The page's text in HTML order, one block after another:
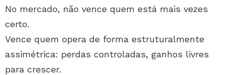
No mercado, não vence quem está mais vezes
certo.
Vence quem opera de forma estruturalmente
assimétrica: perdas controladas, ganhos livres
para crescer.